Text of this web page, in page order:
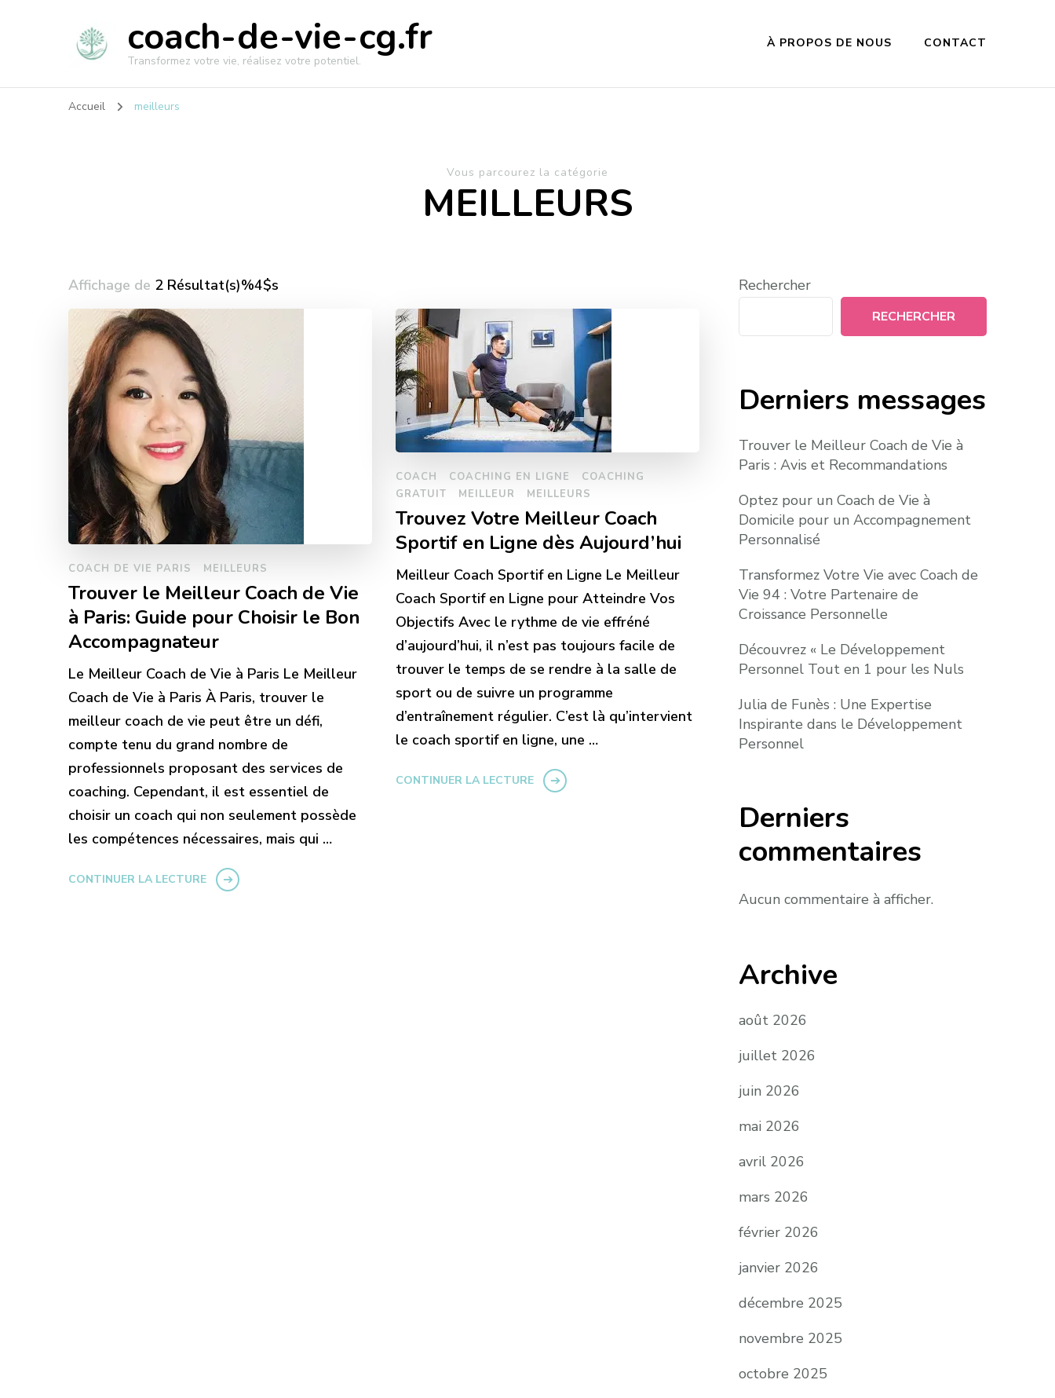
coach-de-vie-cg.fr
Transformez votre vie, réalisez votre potentiel.
À PROPOS DE NOUS CONTACT
Accueil meilleurs
Vous parcourez la catégorie
MEILLEURS
Affichage de 2 Résultat(s)%4$s
COACH DE VIE PARIS MEILLEURS
Trouver le Meilleur Coach de Vie
à Paris: Guide pour Choisir le Bon
Accompagnateur
Le Meilleur Coach de Vie à Paris Le Meilleur
Coach de Vie à Paris À Paris, trouver le
meilleur coach de vie peut être un défi,
compte tenu du grand nombre de
professionnels proposant des services de
coaching. Cependant, il est essentiel de
choisir un coach qui non seulement possède
les compétences nécessaires, mais qui …
CONTINUER LA LECTURE
COACH COACHING EN LIGNE
COACHING
GRATUIT
MEILLEUR MEILLEURS
Trouvez Votre Meilleur Coach
Sportif en Ligne dès Aujourd’hui
Meilleur Coach Sportif en Ligne Le Meilleur
Coach Sportif en Ligne pour Atteindre Vos
Objectifs Avec le rythme de vie effréné
d’aujourd’hui, il n’est pas toujours facile de
trouver le temps de se rendre à la salle de
sport ou de suivre un programme
d’entraînement régulier. C’est là qu’intervient
le coach sportif en ligne, une …
CONTINUER LA LECTURE
Rechercher
RECHERCHER
Derniers messages
Trouver le Meilleur Coach de Vie à
Paris : Avis et Recommandations
Optez pour un Coach de Vie à
Domicile pour un Accompagnement
Personnalisé
Transformez Votre Vie avec Coach de
Vie 94 : Votre Partenaire de
Croissance Personnelle
Découvrez « Le Développement
Personnel Tout en 1 pour les Nuls
Julia de Funès : Une Expertise
Inspirante dans le Développement
Personnel
Derniers
commentaires
Aucun commentaire à afficher.
Archive
août 2026
juillet 2026
juin 2026
mai 2026
avril 2026
mars 2026
février 2026
janvier 2026
décembre 2025
novembre 2025
octobre 2025